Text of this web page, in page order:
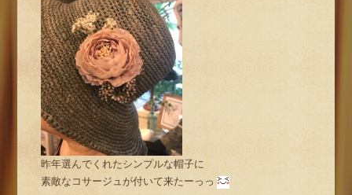
昨年選んでくれたシンプルな帽子に
素敵なコサージュが付いて来たーっっ